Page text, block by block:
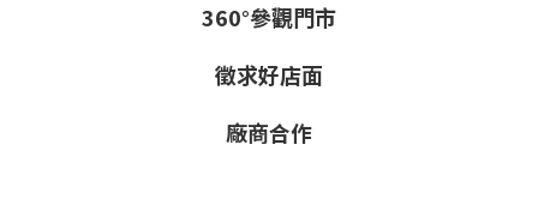
360°參觀門市
徵求好店面
廠商合作